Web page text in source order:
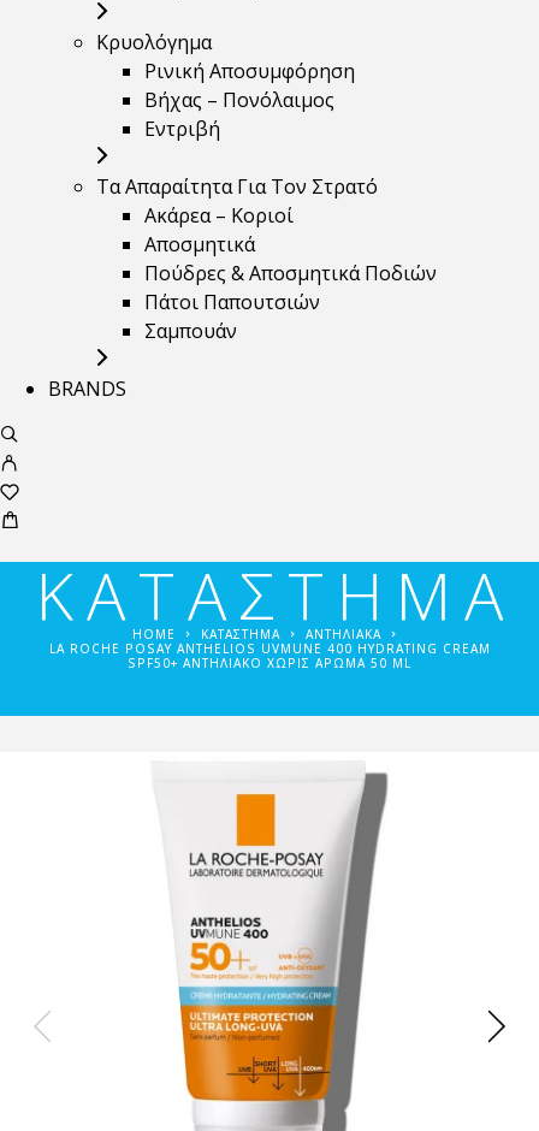
Κρυολόγημα
Ρινική Αποσυμφόρηση
Βήχας – Πονόλαιμος
Εντριβή
Τα Απαραίτητα Για Τον Στρατό
Ακάρεα – Κοριοί
Αποσμητικά
Πούδρες & Αποσμητικά Ποδιών
Πάτοι Παπουτσιών
Σαμπουάν
BRANDS
ΚΑΤΑΣΤΗΜΑ
HOME ΚΑΤΑΣΤΗΜΑ
ΑΝΤΗΛΙΑΚΆ
LA ROCHE POSAY ANTHELIOS UVMUNE 400 HYDRATING CREAM
SPF50+ ΑΝΤΗΛΙΑΚΟ ΧΩΡΙΣ ΑΡΩΜΑ 50 ML